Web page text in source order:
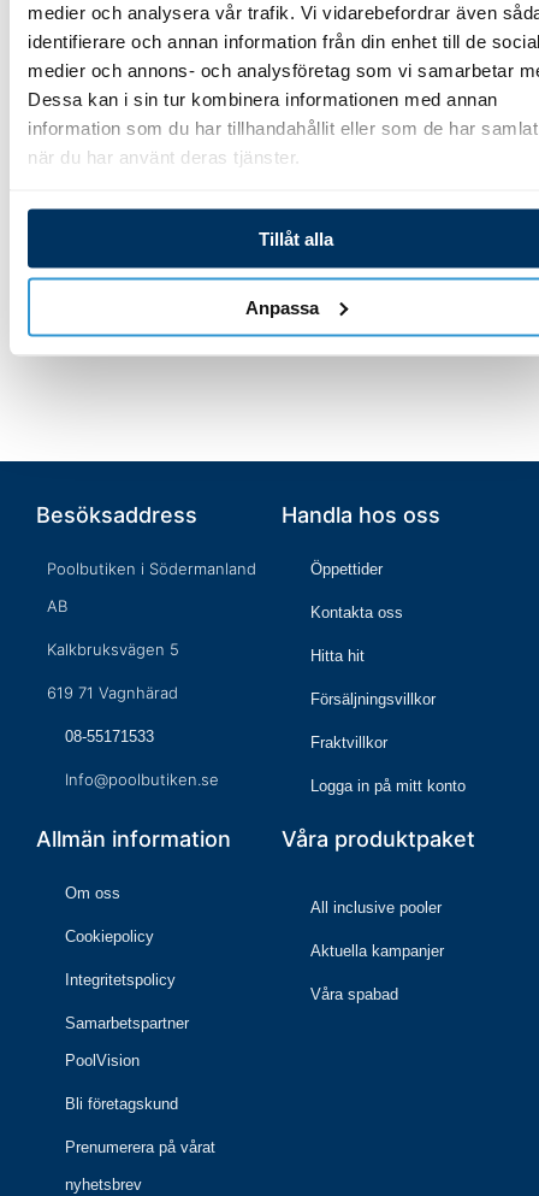
medier och analysera vår trafik. Vi vidarebefordrar även
identifierare och annan information från din enhet till de
medier och annons- och analysföretag som vi samarbetar
Dessa kan i sin tur kombinera informationen med annan
information som du har tillhandahållit eller som de har
när du har använt deras tjänster.
Tillåt alla
Anpassa
eXO iQ_10
Komplett DN50 mm
rörklämma
197,00kr
Hydroxinator_iQ_10
Displaykort eXO
iQ/Hydroxinator iQ
Lägg till i varukorg
Besöksaddress
Poolbutiken i Södermanland
AB
Kalkbruksvägen 5
619 71 Vagnhärad
08-55171533
Info@poolbutiken.se
Handla hos oss
Öppettider
Kontakta oss
Hitta hit
Försäljningsvillkor
Fraktvillkor
Logga in på mitt konto
Allmän information
Om oss
Cookiepolicy
Integritetspolicy
Samarbetspartner
PoolVision
Bli företagskund
Prenumerera på vårat
nyhetsbrev
Våra produktpaket
All inclusive pooler
Aktuella kampanjer
Våra spabad